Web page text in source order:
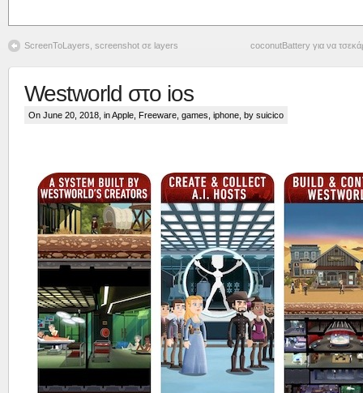
ScreenToLayers, screenshot σε layers coconutBattery για να
Westworld στο ios
On June 20, 2018, inApple Freeware games iphone , by suicico